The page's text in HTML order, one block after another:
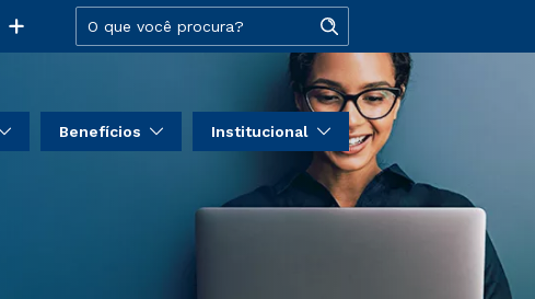
Benefícios Institucional